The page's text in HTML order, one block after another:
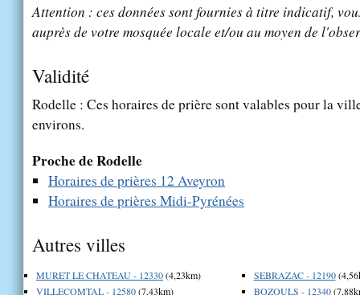
Attention : ces données sont fournies à titre indicatif,
auprès de votre mosquée locale et/ou au moyen de
Validité
Rodelle : Ces horaires de prière sont valables pour la
environs.
Proche de Rodelle
Horaires de prières 12 Aveyron
Horaires de prières Midi-Pyrénées
Autres villes
MURET LE CHATEAU - 12330(4,23km)
VILLECOMTAL - 12580(7,43km)
SEBRAZAC - 12190
BOZOULS - 12340